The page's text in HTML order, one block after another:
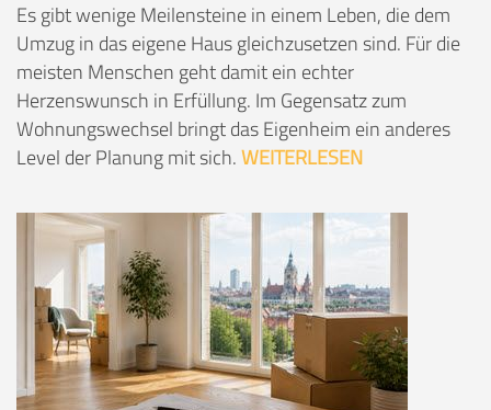
Es gibt wenige Meilensteine in einem Leben, die dem
Umzug in das eigene Haus gleichzusetzen sind. Für die
meisten Menschen geht damit ein echter
Herzenswunsch in Erfüllung. Im Gegensatz zum
Wohnungswechsel bringt das Eigenheim ein anderes
Level der Planung mit sich.WEITERLESEN